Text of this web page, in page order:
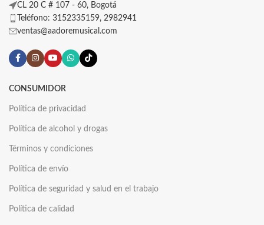
CL 20 C # 107 - 60, Bogotá
Teléfono: 3152335159, 2982941
ventas@aadoremusical.com
CONSUMIDOR
Política de privacidad
Política de alcohol y drogas
Términos y condiciones
Política de envío
Política de seguridad y salud en el trabajo
Política de calidad